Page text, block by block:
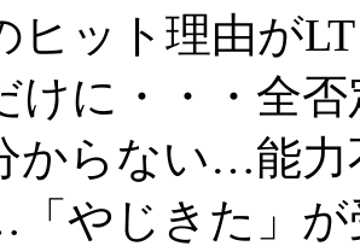
ヒット理由が
けに・・・全
からない…能力
やじきた」